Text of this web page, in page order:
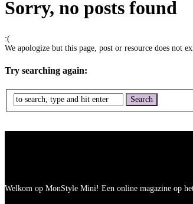
Sorry, no posts found
:(
We apologize but this page, post or resource does not
Try searching again:
Welkom op MonStyle Mini! Een online magazine op